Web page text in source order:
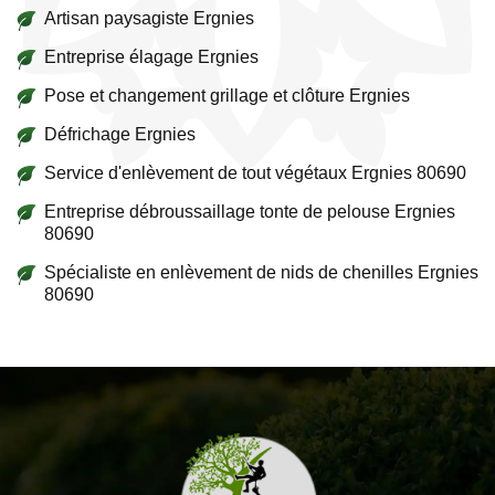
Artisan paysagiste Ergnies
Entreprise élagage Ergnies
Pose et changement grillage et clôture Ergnies
Défrichage Ergnies
Service d'enlèvement de tout végétaux Ergnies 80690
Entreprise débroussaillage tonte de pelouse Ergnies
80690
Spécialiste en enlèvement de nids de chenilles Ergnies
80690